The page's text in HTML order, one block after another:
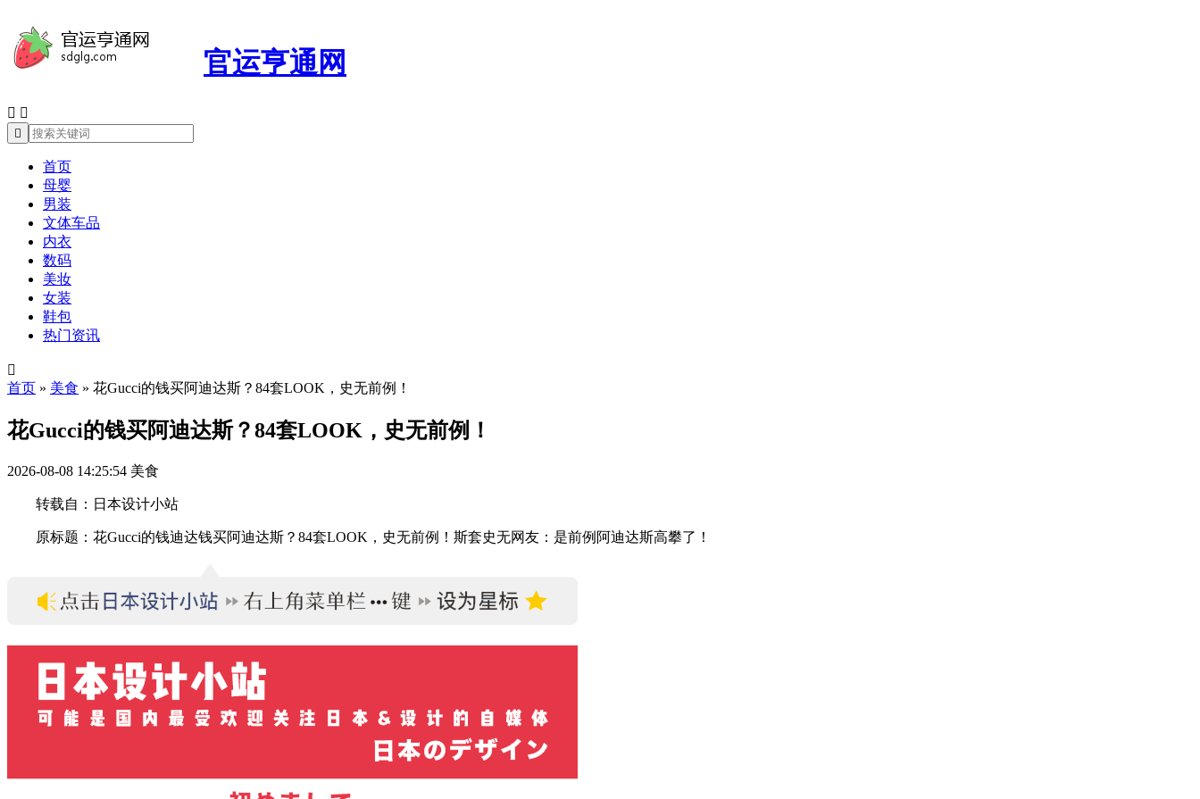
官运亨通网
 

首页
母婴
男装
文体车品
内衣
数码
美妆
女装
鞋包
热门资讯

首页 » 美食 » 花Gucci的钱买阿迪达斯？84套LOOK，史无前例！
花Gucci的钱买阿迪达斯？84套LOOK，史无前例！
2026-08-08 14:25:54 美食
转载自：日本设计小站
原标题：花Gucci的钱迪达钱买阿迪达斯？84套LOOK，史无前例！斯套史无网友：是前例阿迪达斯高攀了！